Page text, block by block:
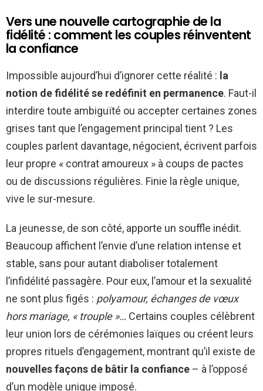
Vers une nouvelle cartographie de la
fidélité : comment les couples réinventent
la confiance
Impossible aujourd’hui d’ignorer cette réalité : la
notion de fidélité se redéfinit en permanence. Faut-il
interdire toute ambiguïté ou accepter certaines zones
grises tant que l’engagement principal tient ? Les
couples parlent davantage, négocient, écrivent parfois
leur propre « contrat amoureux » à coups de pactes
ou de discussions régulières. Finie la règle unique,
vive le sur-mesure.
La jeunesse, de son côté, apporte un souffle inédit.
Beaucoup affichent l’envie d’une relation intense et
stable, sans pour autant diaboliser totalement
l’infidélité passagère. Pour eux, l’amour et la sexualité
ne sont plus figés : polyamour, échanges de vœux
hors mariage, « trouple »… Certains couples célèbrent
leur union lors de cérémonies laïques ou créent leurs
propres rituels d’engagement, montrant qu’il existe de
nouvelles façons de bâtir la confiance – à l’opposé
d’un modèle unique imposé.